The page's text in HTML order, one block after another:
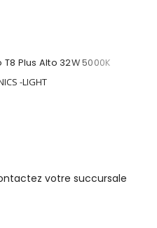
Plus Alto 32W 5000K
-LIGHT
votre succursale